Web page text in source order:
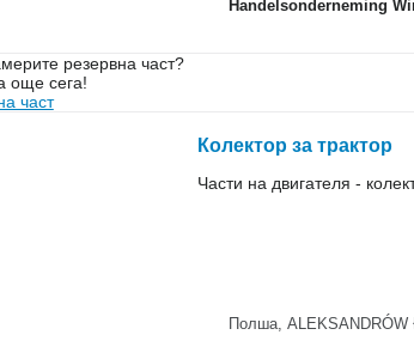
Handelsonderneming
резервна част?
още сега!
част
Колектор за трактор
Части на двигателя -
Полша, ALEKSANDRÓW